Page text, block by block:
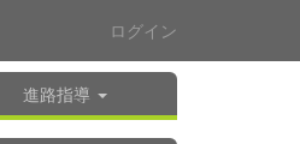
ログイン
進路指導